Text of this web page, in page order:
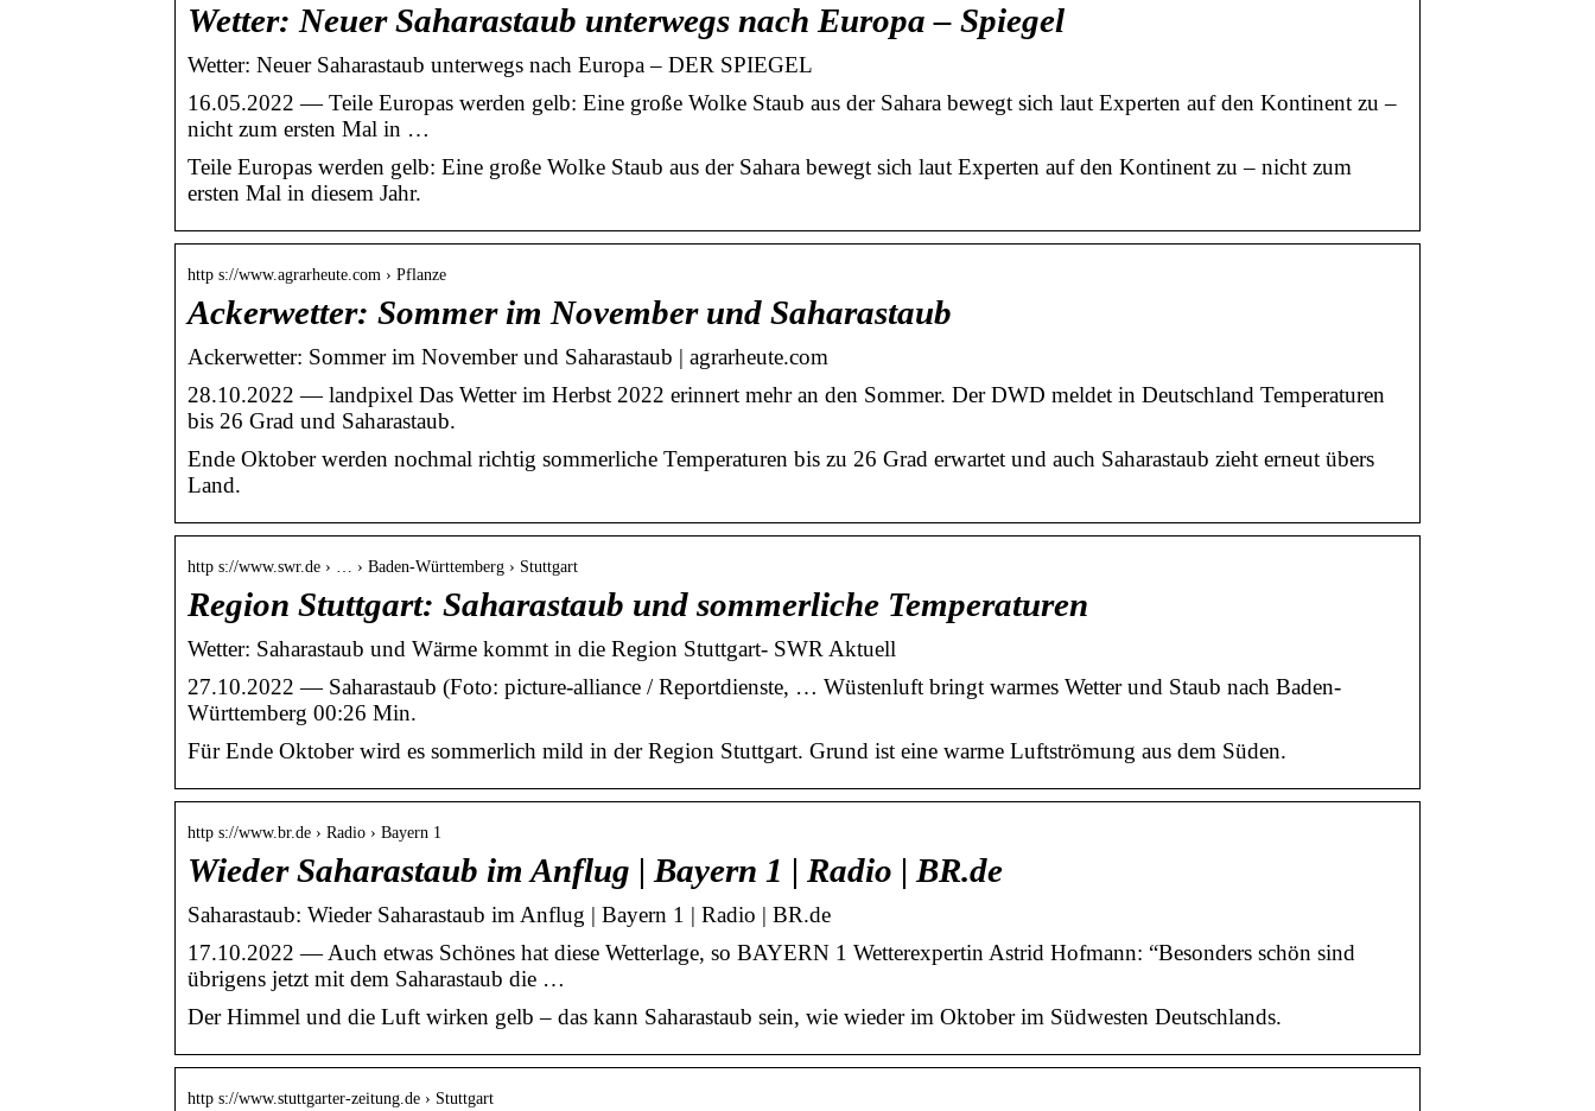
Wetter: Neuer Saharastaub unterwegs nach Europa – Spiegel
Wetter: Neuer Saharastaub unterwegs nach Europa – DER SPIEGEL
16.05.2022 — Teile Europas werden gelb: Eine große Wolke Staub aus der Sahara bewegt sich laut Experten auf den Kontinent zu –
nicht zum ersten Mal in …
Teile Europas werden gelb: Eine große Wolke Staub aus der Sahara bewegt sich laut Experten auf den Kontinent zu – nicht zum
ersten Mal in diesem Jahr.
http s://www.agrarheute.com › Pflanze
Ackerwetter: Sommer im November und Saharastaub
Ackerwetter: Sommer im November und Saharastaub | agrarheute.com
28.10.2022 — landpixel Das Wetter im Herbst 2022 erinnert mehr an den Sommer. Der DWD meldet in Deutschland Temperaturen
bis 26 Grad und Saharastaub.
Ende Oktober werden nochmal richtig sommerliche Temperaturen bis zu 26 Grad erwartet und auch Saharastaub zieht erneut übers
Land.
http s://www.swr.de › … › Baden-Württemberg › Stuttgart
Region Stuttgart: Saharastaub und sommerliche Temperaturen
Wetter: Saharastaub und Wärme kommt in die Region Stuttgart- SWR Aktuell
27.10.2022 — Saharastaub (Foto: picture-alliance / Reportdienste, … Wüstenluft bringt warmes Wetter und Staub nach Baden-
Württemberg 00:26 Min.
Für Ende Oktober wird es sommerlich mild in der Region Stuttgart. Grund ist eine warme Luftströmung aus dem Süden.
http s://www.br.de › Radio › Bayern 1
Wieder Saharastaub im Anflug | Bayern 1 | Radio | BR.de
Saharastaub: Wieder Saharastaub im Anflug | Bayern 1 | Radio | BR.de
17.10.2022 — Auch etwas Schönes hat diese Wetterlage, so BAYERN 1 Wetterexpertin Astrid Hofmann: “Besonders schön sind
übrigens jetzt mit dem Saharastaub die …
Der Himmel und die Luft wirken gelb – das kann Saharastaub sein, wie wieder im Oktober im Südwesten Deutschlands.
http s://www.stuttgarter-zeitung.de › Stuttgart